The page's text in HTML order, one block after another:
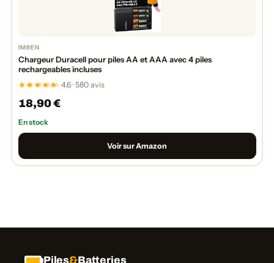
IMREN
Chargeur Duracell pour piles AA et AAA avec 4 piles
rechargeables incluses
4,6 · 580 avis
18,90 €
En stock
Voir sur Amazon
Piles&Batteries